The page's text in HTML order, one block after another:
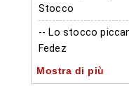
Stocco
-- Lo stocco
Fedez
-- Un sorso
Mostra di più